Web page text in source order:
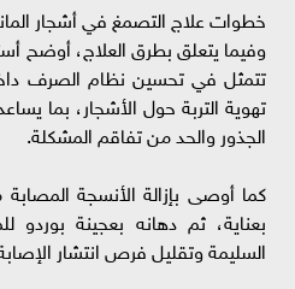
خطوات علاج التصمغ في أشجار
وفيما يتعلق بطرق العلاج، أوضح
تتمثل في تحسين نظام الصرف
تهوية التربة حول الأشجار، بما
الجذور والحد من تفاقم المشكلة.
كما أوصى بإزالة الأنسجة
بعناية، ثم دهانه بعجينة
السليمة وتقليل فرص انتشار